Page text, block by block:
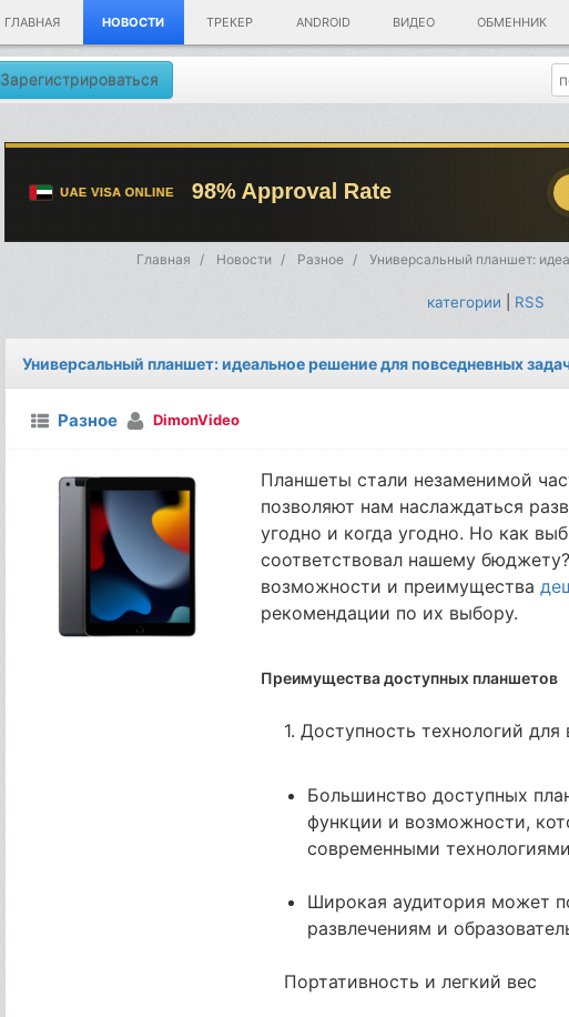
ГЛАВНАЯ НОВОСТИ ТРЕКЕР ANDROID ВИДЕО ОБМЕННИК
Зарегистрироваться
Главная Новости Разное Универсальный планшет:
категории RSS
Универсальный планшет: идеальное решение для повседневных
Разное DimonVideo
Планшеты стали незаменимой
позволяют нам наслаждаться
угодно и когда угодно. Но как
соответствовал нашему
возможности и преимущества
рекомендации по их выбору.
Преимущества доступных планшетов
1. Доступность технологий для
Большинство доступных
функции и возможности,
современными
Широкая аудитория может
развлечениям и
Портативность и легкий вес